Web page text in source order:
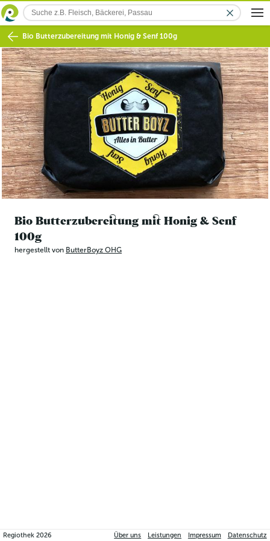
Bio Butterzubereitung mit Honig & Senf 100g
Bio Butterzubereitung mit Honig & Senf
100g
hergestellt von ButterBoyz OHG
Regiothek2026 Über uns Leistungen Impressum Datenschutz